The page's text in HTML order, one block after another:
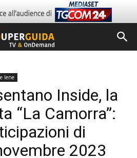
Iene
Inside, la
“La Camorra”:
di
2023